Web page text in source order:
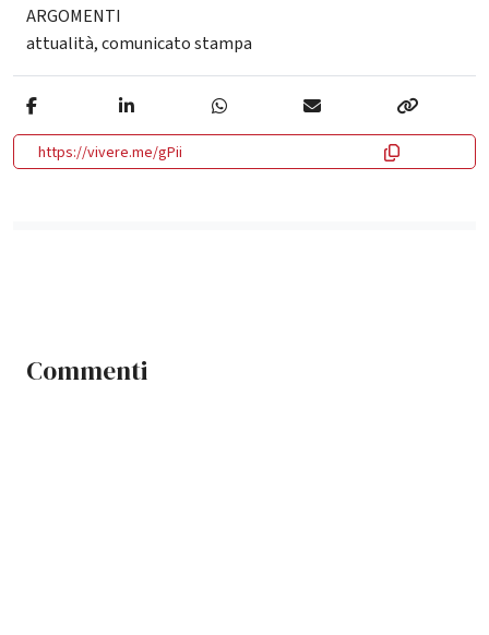
ARGOMENTI
attualità,comunicato stampa
https://vivere.me/gPii
Commenti